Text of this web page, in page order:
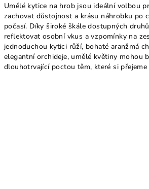
Umělé kytice na hrob jsou ideální volbou
zachovat důstojnost a krásu náhrobku po
počasí. Díky široké škále dostupných
reflektovat osobní vkus a vzpomínky na
jednoduchou kytici růží, bohaté aranžmá
elegantní orchideje, umělé květiny mohou
dlouhotrvající poctou těm, které si